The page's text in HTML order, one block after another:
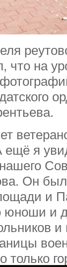
что на
ещё я
Он
и
юноши и
и